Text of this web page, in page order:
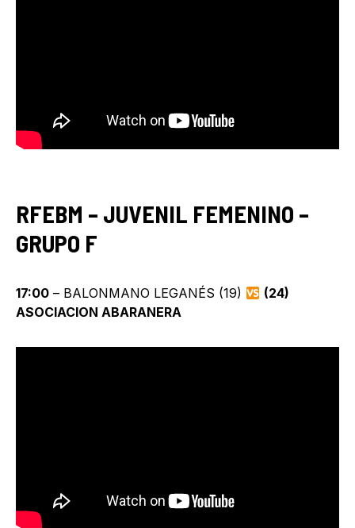
RFEBM – JUVENIL FEMENINO –
GRUPO F
17:00 – BALONMANO LEGANÉS (19)
(24)
ASOCIACION ABARANERA